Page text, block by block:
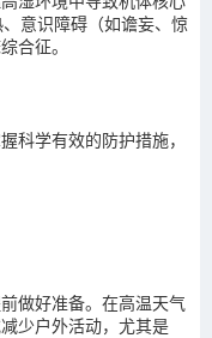
意识障碍（如谵妄、惊
合征。
科学有效的防护措施，
做好准备。在高温天气
少户外活动，尤其是